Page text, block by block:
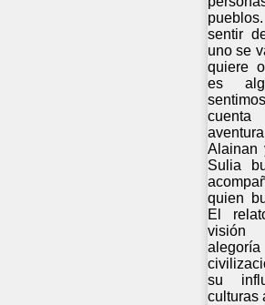
sentir
uno se
quiere
es
Alainan
Sulia
quien
El
su
culturas